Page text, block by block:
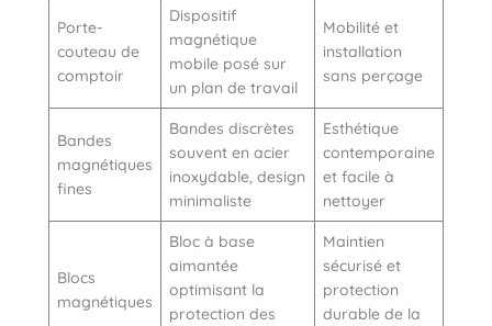
Porte-
couteau de
comptoir
Dispositif
magnétique
mobile posé sur
un plan de travail
Mobilité et
installation
sans perçage
Bandes
magnétiques
fines
Bandes discrètes
souvent en acier
inoxydable, design
minimaliste
Esthétique
contemporaine
et facile à
nettoyer
Blocs
magnétiques
Bloc à base
aimantée
optimisant la
protection des
Maintien
sécurisé et
protection
durable de la